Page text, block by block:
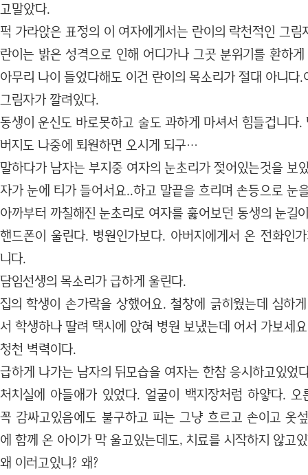
고말았다.
퍽 가라앉은 표정의 이 여자에게서는 란이의 락천적인 그
란이는 밝은 성격으로 인해 어디가나 그곳 분위기를 환하
아무리 나이 들었다해도 이건 란이의 목소리가 절대 아니다
그림자가 깔려있다.
동생이 운신도 바로못하고 술도 과하게 마셔서 힘들겁니다
버지도 나중에 퇴원하면 오시게 되구…
말하다가 남자는 부지중 여자의 눈초리가 젖어있는것을 보
자가 눈에 티가 들어서요..하고 말끝을 흐리며 손등으로 눈
아까부터 까칠해진 눈초리로 여자를 훓어보던 동생의 눈길
핸드폰이 울린다. 병원인가보다. 아버지에게서 온 전화인
니다.
담임선생의 목소리가 급하게 울린다.
집의 학생이 손가락을 상했어요. 철창에 긁히웠는데 심하
서 학생하나 딸려 택시에 앉혀 병원 보냈는데 어서 가보세
청천 벽력이다.
급하게 나가는 남자의 뒤모습을 여자는 한참 응시하고있었
처치실에 아들애가 있었다. 얼굴이 백지장처럼 하얗다. 오
꼭 감싸고있음에도 불구하고 피는 그냥 흐르고 손이고 옷
에 함께 온 아이가 막 울고있는데도, 치료를 시작하지 않고
왜 이러고있니? 왜?